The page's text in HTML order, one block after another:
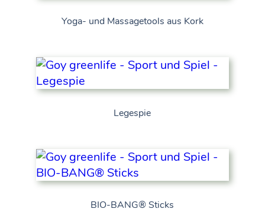
Yoga- und Massagetools aus Kork
Legespie
BIO-BANG® Sticks